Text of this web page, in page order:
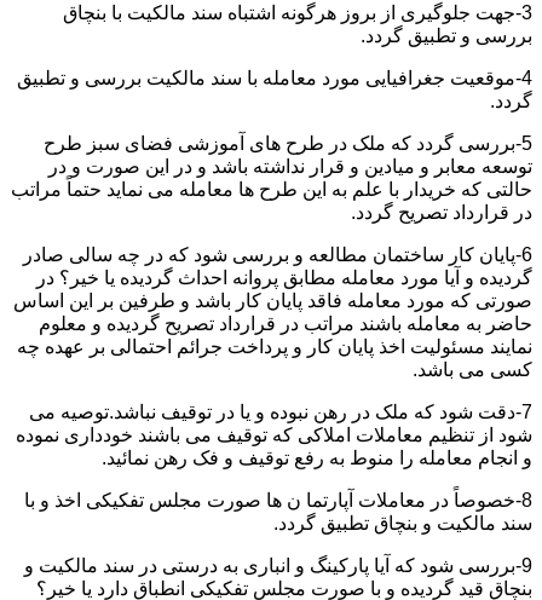
3-جهت جلوگیری از بروز هرگونه اشتباه سند مالکیت با بنچاق
بررسی و تطبیق گردد.
4-موقعیت جغرافیایی مورد معامله با سند مالکیت بررسی و تطبیق
گردد.
5-بررسی گردد که ملک در طرح های آموزشی فضای سبز طرح
توسعه معابر و میادین و قرار نداشته باشد و در این صورت و در
حالتی که خریدار با علم به این طرح ها معامله می نماید حتماً مراتب
در قرارداد تصریح گردد.
6-پایان کار ساختمان مطالعه و بررسی شود که در چه سالی صادر
گردیده و آیا مورد معامله مطابق پروانه احداث گردیده یا خیر؟ در
صورتی که مورد معامله فاقد پایان کار باشد و طرفین بر این اساس
حاضر به معامله باشند مراتب در قرارداد تصریح گردیده و معلوم
نمایند مسئولیت اخذ پایان کار و پرداخت جرائم احتمالی بر عهده چه
کسی می باشد.
7-دقت شود که ملک در رهن نبوده و یا در توقیف نباشد.توصیه می
شود از تنظیم معاملات املاکی که توقیف می باشند خودداری نموده
و انجام معامله را منوط به رفع توقیف و فک رهن نمائید.
8-خصوصاً در معاملات آپارتما ن ها صورت مجلس تفکیکی اخذ و با
سند مالکیت و بنچاق تطبیق گردد.
9-بررسی شود که آیا پارکینگ و انباری به درستی در سند مالکیت و
بنچاق قید گردیده و با صورت مجلس تفکیکی انطباق دارد یا خیر؟